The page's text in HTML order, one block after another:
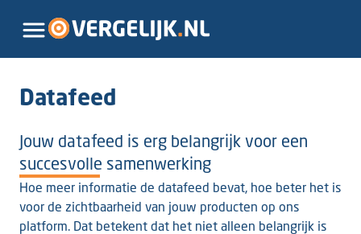
Datafeed
Jouw datafeed is erg belangrijk voor een
succesvolle samenwerking
Hoe meer informatie de datafeed bevat, hoe beter het is
voor de zichtbaarheid van jouw producten op ons
platform. Dat betekent dat het niet alleen belangrijk is